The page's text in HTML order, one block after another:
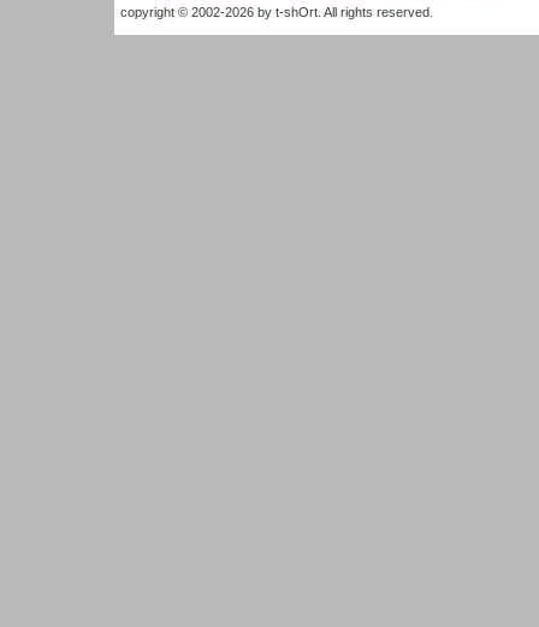
copyright © 2002-2026 by t-shOrt. All rights reserved.